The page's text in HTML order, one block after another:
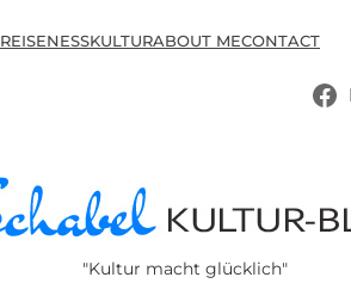
REISENESSKULTURABOUT MECONTACT
"Kultur macht glücklich"